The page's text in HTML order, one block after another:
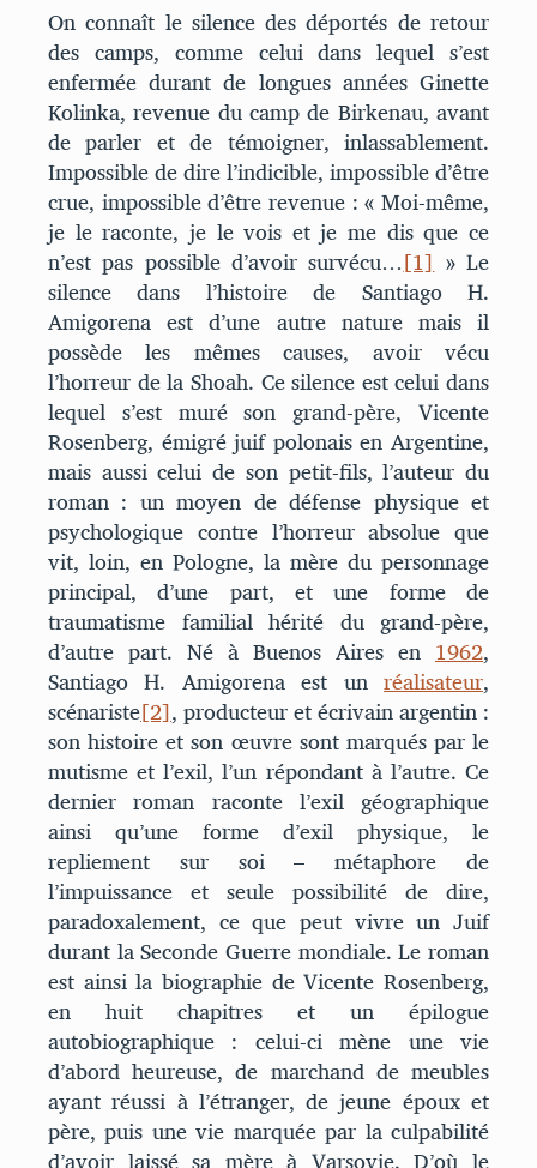
On connaît le silence des déportés de retour
des camps, comme celui dans lequel s’est
enfermée durant de longues années Ginette
Kolinka, revenue du camp de Birkenau, avant
de parler et de témoigner, inlassablement.
Impossible de dire l’indicible, impossible d’être
crue, impossible d’être revenue : « Moi-même,
je le raconte, je le vois et je me dis que ce
n’est pas possible d’avoir survécu…[1]» Le
silence dans l’histoire de Santiago H.
Amigorena est d’une autre nature mais il
possède les mêmes causes, avoir vécu
l’horreur de la Shoah. Ce silence est celui dans
lequel s’est muré son grand-père, Vicente
Rosenberg, émigré juif polonais en Argentine,
mais aussi celui de son petit-fils, l’auteur du
roman : un moyen de défense physique et
psychologique contre l’horreur absolue que
vit, loin, en Pologne, la mère du personnage
principal, d’une part, et une forme de
traumatisme familial hérité du grand-père,
d’autre part. Né à Buenos Aires en 1962,
Santiago H. Amigorena est un réalisateur,
scénariste[2], producteur et écrivain argentin :
son histoire et son œuvre sont marqués par le
mutisme et l’exil, l’un répondant à l’autre. Ce
dernier roman raconte l’exil géographique
ainsi qu’une forme d’exil physique, le
repliement sur soi – métaphore de
l’impuissance et seule possibilité de dire,
paradoxalement, ce que peut vivre un Juif
durant la Seconde Guerre mondiale. Le roman
est ainsi la biographie de Vicente Rosenberg,
en huit chapitres et un épilogue
autobiographique : celui-ci mène une vie
d’abord heureuse, de marchand de meubles
ayant réussi à l’étranger, de jeune époux et
père, puis une vie marquée par la culpabilité